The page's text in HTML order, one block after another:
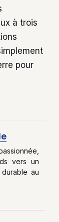
à trois
pour
vers un
au